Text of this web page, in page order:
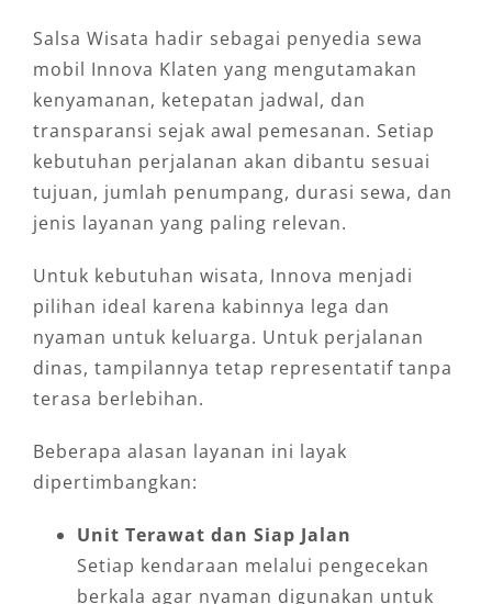
Salsa Wisata hadir sebagai penyedia sewa
mobil Innova Klaten yang mengutamakan
kenyamanan, ketepatan jadwal, dan
transparansi sejak awal pemesanan. Setiap
kebutuhan perjalanan akan dibantu sesuai
tujuan, jumlah penumpang, durasi sewa, dan
jenis layanan yang paling relevan.
Untuk kebutuhan wisata, Innova menjadi
pilihan ideal karena kabinnya lega dan
nyaman untuk keluarga. Untuk perjalanan
dinas, tampilannya tetap representatif tanpa
terasa berlebihan.
Beberapa alasan layanan ini layak
dipertimbangkan:
Unit Terawat dan Siap Jalan
Setiap kendaraan melalui pengecekan
berkala agar nyaman digunakan untuk